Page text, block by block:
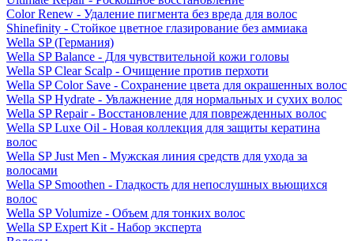
Color Renew - Удаление пигмента без вреда для волос
Shinefinity - Стойкое цветное глазирование без аммиака
Wella SP (Германия)
Wella SP Balance - Для чувствительной кожи головы
Wella SP Clear Scalp - Очищение против перхоти
Wella SP Color Save - Сохранение цвета для окрашенных волос
Wella SP Hydrate - Увлажнение для нормальных и сухих волос
Wella SP Repair - Восстановление для поврежденных волос
Wella SP Luxe Oil - Новая коллекция для защиты кератина
волос
Wella SP Just Men - Мужская линия средств для ухода за
волосами
Wella SP Smoothen - Гладкость для непослушных вьющихся
волос
Wella SP Volumize - Объем для тонких волос
Wella SP Expert Kit - Набор эксперта